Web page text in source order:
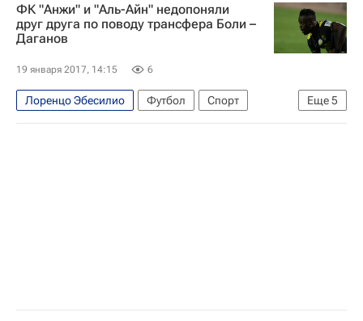
Анжи
Аякс АПОЭЛ
Габала
Мордовия
ФК "Анжи" и "Аль-Айн" недопоняли
друг друга по поводу трансфера Боли –
Даганов
19 января 2017, 14:15 6
Еще5
Лоренцо Эбесилио Футбол
Спорт
РПЛ 2026-2027 (Чемпионат России по футболу)